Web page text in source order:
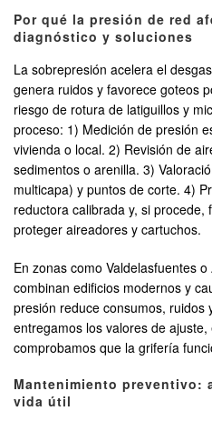
Por qué la presión de red
diagnóstico y soluciones
La sobrepresión acelera el
genera ruidos y favorece goteos
riesgo de rotura de latiguillos y
proceso: 1) Medición de presión
vivienda o local. 2) Revisión de
sedimentos o arenilla. 3)
multicapa) y puntos de corte. 4)
reductora calibrada y, si procede,
proteger aireadores y cartuchos.
En zonas como Valdelasfuentes
combinan edificios modernos y
presión reduce consumos, ruidos
entregamos los valores de
comprobamos que la grifería
Mantenimiento preventivo:
vida útil